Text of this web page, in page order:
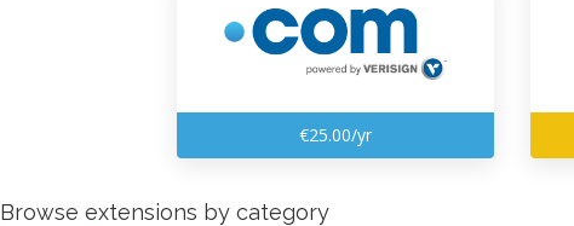
€25.00/yr
Browse extensions by category